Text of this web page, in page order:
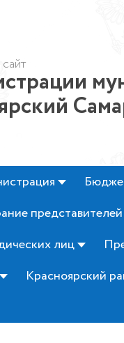
представителей
лиц
Красноярский